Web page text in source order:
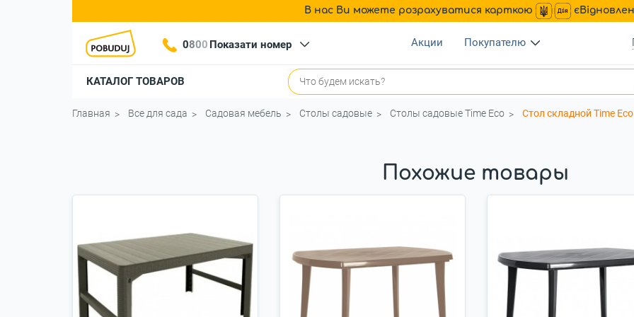
В нас Ви можете розрахуватися карткою
0800 Показати номер Акции Покупателю
КАТАЛОГ ТОВАРОВ
Главная Все для сада Садовая мебель Столы садовые Столы садовые Time Eco Стол складной Time
Похожие товары